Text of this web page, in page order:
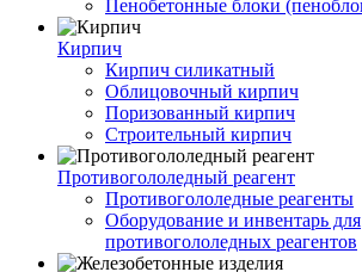
Пенобетонные блоки
Кирпич
Кирпич силикатный
Облицовочный кирпич
Поризованный кирпич
Строительный кирпич
Противогололедный реагент
Противогололедные реагенты
Оборудование и инвентарь для
противогололедных реагентов